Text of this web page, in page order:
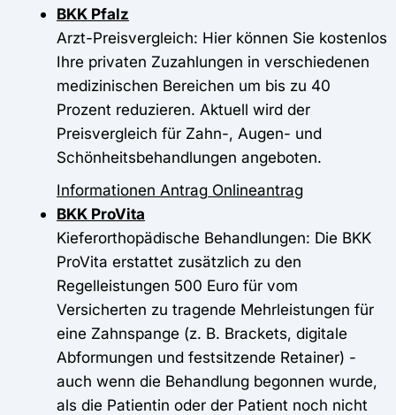
BKK Pfalz
Arzt-Preisvergleich: Hier können Sie kostenlos
Ihre privaten Zuzahlungen in verschiedenen
medizinischen Bereichen um bis zu 40
Prozent reduzieren. Aktuell wird der
Preisvergleich für Zahn-, Augen- und
Schönheitsbehandlungen angeboten.
Informationen Antrag Onlineantrag
BKK ProVita
Kieferorthopädische Behandlungen: Die BKK
ProVita erstattet zusätzlich zu den
Regelleistungen 500 Euro für vom
Versicherten zu tragende Mehrleistungen für
eine Zahnspange (z. B. Brackets, digitale
Abformungen und festsitzende Retainer) -
auch wenn die Behandlung begonnen wurde,
als die Patientin oder der Patient noch nicht